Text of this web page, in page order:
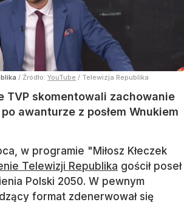
/ Źródło: YouTube / Telewizja Republika
TVP skomentowali zachowanie
po awanturze z posłem Wnukiem
w programie "Miłosz Kłeczek
Telewizji Republika gościł poseł
Polski 2050. W pewnym
format zdenerwował się